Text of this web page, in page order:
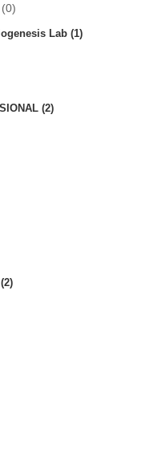
Lab (1)
(2)